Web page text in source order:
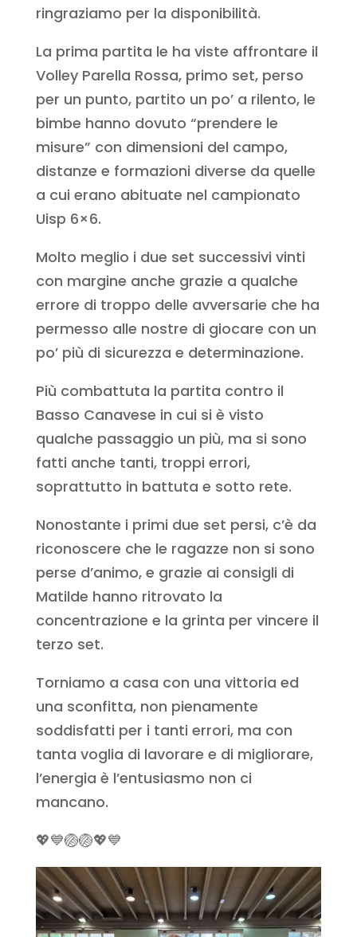
ringraziamo per la disponibilità.
La prima partita le ha viste affrontare il
Volley Parella Rossa, primo set, perso
per un punto, partito un po’ a rilento, le
bimbe hanno dovuto “prendere le
misure” con dimensioni del campo,
distanze e formazioni diverse da quelle
a cui erano abituate nel campionato
Uisp 6×6.
Molto meglio i due set successivi vinti
con margine anche grazie a qualche
errore di troppo delle avversarie che ha
permesso alle nostre di giocare con un
po’ più di sicurezza e determinazione.
Più combattuta la partita contro il
Basso Canavese in cui si è visto
qualche passaggio un più, ma si sono
fatti anche tanti, troppi errori,
soprattutto in battuta e sotto rete.
Nonostante i primi due set persi, c’è da
riconoscere che le ragazze non si sono
perse d’animo, e grazie ai consigli di
Matilde hanno ritrovato la
concentrazione e la grinta per vincere il
terzo set.
Torniamo a casa con una vittoria ed
una sconfitta, non pienamente
soddisfatti per i tanti errori, ma con
tanta voglia di lavorare e di migliorare,
l’energia è l’entusiasmo non ci
mancano.
💖💙🏐🏐💖💙